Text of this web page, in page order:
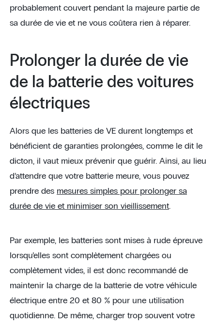
probablement couvert pendant la majeure partie de
sa durée de vie et ne vous coûtera rien à réparer.
Prolonger la durée de vie
de la batterie des voitures
électriques
Alors que les batteries de VE durent longtemps et
bénéficient de garanties prolongées, comme le dit le
dicton, il vaut mieux prévenir que guérir. Ainsi, au lieu
d’attendre que votre batterie meure, vous pouvez
prendre des mesures simples pour prolonger sa
durée de vie et minimiser son vieillissement.
Par exemple, les batteries sont mises à rude épreuve
lorsqu’elles sont complètement chargées ou
complètement vides, il est donc recommandé de
maintenir la charge de la batterie de votre véhicule
électrique entre 20 et 80 % pour une utilisation
quotidienne. De même, charger trop souvent votre